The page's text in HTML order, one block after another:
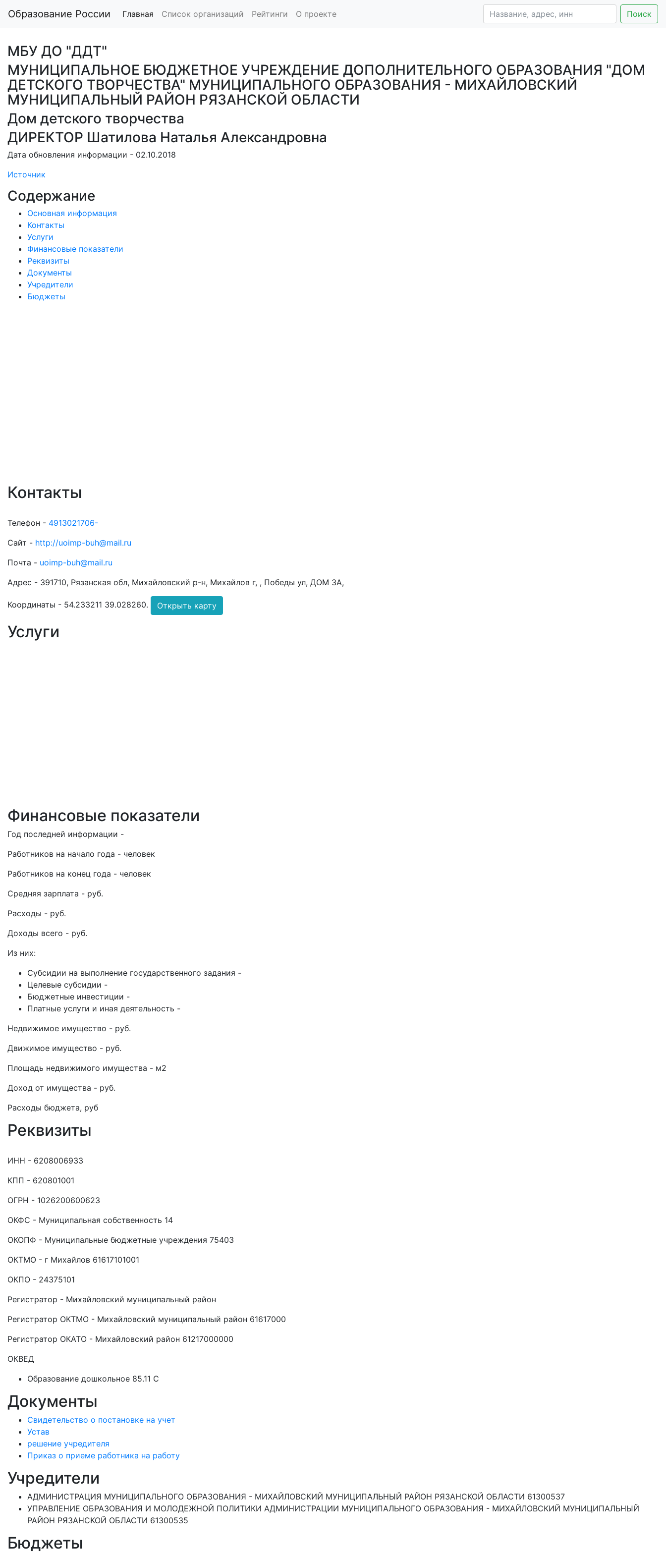
Образование России Главная Список организаций Рейтинги О проекте Поиск
МБУ ДО "ДДТ"
МУНИЦИПАЛЬНОЕ БЮДЖЕТНОЕ УЧРЕЖДЕНИЕ ДОПОЛНИТЕЛЬНОГО ОБРАЗОВАНИЯ "ДОМ
ДЕТСКОГО ТВОРЧЕСТВА" МУНИЦИПАЛЬНОГО ОБРАЗОВАНИЯ - МИХАЙЛОВСКИЙ
МУНИЦИПАЛЬНЫЙ РАЙОН РЯЗАНСКОЙ ОБЛАСТИ
Дом детского творчества
ДИРЕКТОР Шатилова Наталья Александровна
Дата обновления информации - 02.10.2018
Источник
Содержание
Основная информация
Контакты
Услуги
Финансовые показатели
Реквизиты
Документы
Учредители
Бюджеты
Контакты
Телефон - 4913021706-
Сайт - http://uoimp-buh@mail.ru
Почта - uoimp-buh@mail.ru
Адрес - 391710, Рязанская обл, Михайловский р-н, Михайлов г, , Победы ул, ДОМ 3А,
Координаты - 54.233211 39.028260. Открыть карту
Услуги
Финансовые показатели
Год последней информации -
Работников на начало года - человек
Работников на конец года - человек
Средняя зарплата - руб.
Расходы - руб.
Доходы всего - руб.
Из них:
Субсидии на выполнение государственного задания -
Целевые субсидии -
Бюджетные инвестиции -
Платные услуги и иная деятельность -
Недвижимое имущество - руб.
Движимое имущество - руб.
Площадь недвижимого имущества - м2
Доход от имущества - руб.
Расходы бюджета, руб
Реквизиты
ИНН - 6208006933
КПП - 620801001
ОГРН - 1026200600623
ОКФС - Муниципальная собственность 14
ОКОПФ - Муниципальные бюджетные учреждения 75403
ОКТМО - г Михайлов 61617101001
ОКПО - 24375101
Регистратор - Михайловский муниципальный район
Регистратор ОКТМО - Михайловский муниципальный район 61617000
Регистратор ОКАТО - Михайловский район 61217000000
ОКВЕД
Образование дошкольное 85.11 C
Документы
Свидетельство о постановке на учет
Устав
решение учредителя
Приказ о приеме работника на работу
Учредители
АДМИНИСТРАЦИЯ МУНИЦИПАЛЬНОГО ОБРАЗОВАНИЯ - МИХАЙЛОВСКИЙ МУНИЦИПАЛЬНЫЙ РАЙОН РЯЗАНСКОЙ ОБЛАСТИ 61300537
УПРАВЛЕНИЕ ОБРАЗОВАНИЯ И МОЛОДЕЖНОЙ ПОЛИТИКИ АДМИНИСТРАЦИИ МУНИЦИПАЛЬНОГО ОБРАЗОВАНИЯ - МИХАЙЛОВСКИЙ МУНИЦИПАЛЬНЫЙ
РАЙОН РЯЗАНСКОЙ ОБЛАСТИ 61300535
Бюджеты